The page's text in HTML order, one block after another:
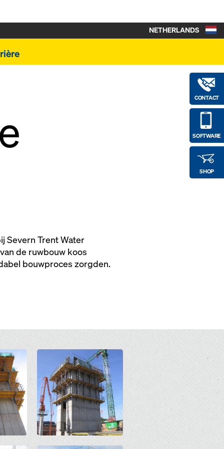
CONTACT
SOFTWARE
SHOP
NETHERLANDS
Severn Trent Water
de ruwbouw koos
bouwproces zorgden.
Open